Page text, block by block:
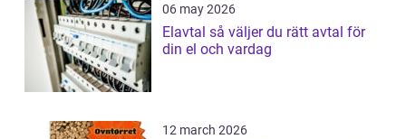
06 may 2026
Elavtal så väljer du rätt avtal för
din el och vardag
12 march 2026